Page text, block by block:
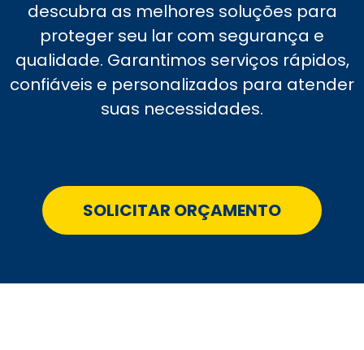
descubra as melhores soluções para
proteger seu lar com segurança e
qualidade. Garantimos serviços rápidos,
confiáveis e personalizados para atender
suas necessidades.
SOLICITAR ORÇAMENTO